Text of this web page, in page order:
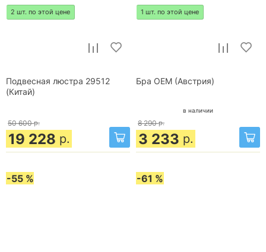
2 шт. по этой цене
Подвесная люстра 29512
(Китай)
50 600 р.
19 228 р.
1 шт. по этой цене
Бра OEM (Австрия)
в наличии
8 290 р.
3 233 р.
-55 % -61 %